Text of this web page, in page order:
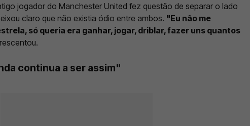
jogador do Manchester United fez questão de separar o lado
claro que não existia ódio entre ambos. "Eu não me
só queria era ganhar, jogar, driblar, fazer uns quantos
continua a ser assim"